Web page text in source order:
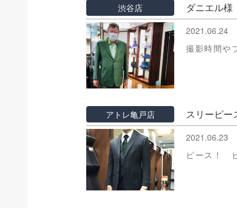
渋谷店 ダニエル様
2021.06.24
撮影時間や
アトレ亀戸店 スリーピー
2021.06.23
ピース！